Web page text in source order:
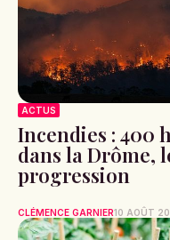
ACTUS
Incendies : 400
dans la Drôme,
progression
CLÉMENCE GARNIER10 AOÛT